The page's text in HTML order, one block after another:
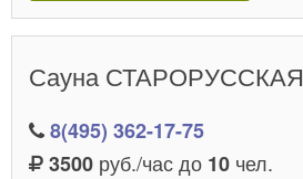
Сауна СТАРОРУССКАЯ
8(495) 362-17-75
3500 руб./час до 10 чел.